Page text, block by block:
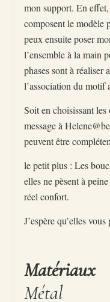
mon support. En
composent le modèle
peux ensuite poser
l’ensemble à la main
phases sont à réaliser
l’association du motif
Soit en choisissant
message à
peuvent être
le petit plus : Les
elles ne pèsent à
réel confort.
J’espère qu’elles
Matériaux
Métal